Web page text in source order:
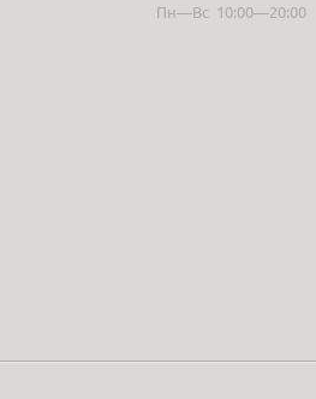
Пн—Вс 10:00—20:00